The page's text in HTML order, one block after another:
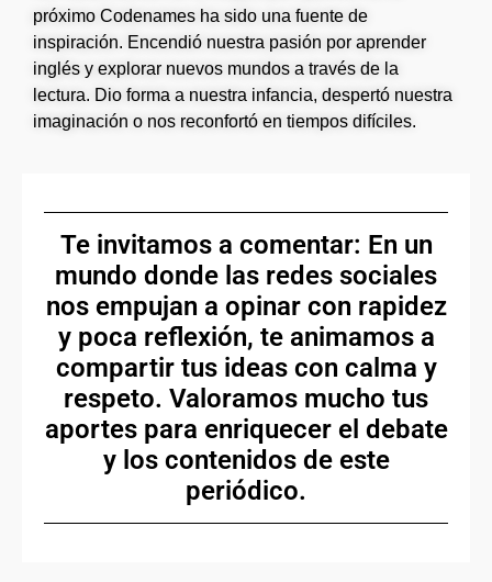
próximo Codenames ha sido una fuente de
inspiración. Encendió nuestra pasión por aprender
inglés y explorar nuevos mundos a través de la
lectura. Dio forma a nuestra infancia, despertó nuestra
imaginación o nos reconfortó en tiempos difíciles.
Te invitamos a comentar: En un
mundo donde las redes sociales
nos empujan a opinar con rapidez
y poca reflexión, te animamos a
compartir tus ideas con calma y
respeto. Valoramos mucho tus
aportes para enriquecer el debate
y los contenidos de este
periódico.